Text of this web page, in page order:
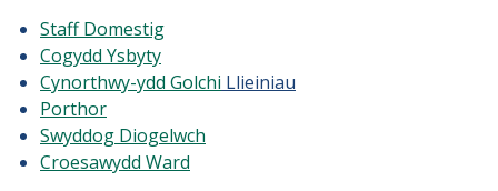
Staff Domestig
Cogydd Ysbyty
Cynorthwy-ydd Golchi Llieiniau
Porthor
Swyddog Diogelwch
Croesawydd Ward